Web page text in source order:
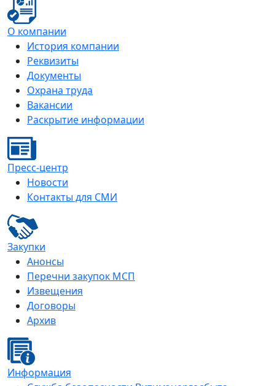
О компании
История компании
Реквизиты
Документы
Охрана труда
Вакансии
Раскрытие информации
Пресс-центр
Новости
Контакты для СМИ
Закупки
Анонсы
Перечни закупок МСП
Извещения
Договоры
Архив
Информация